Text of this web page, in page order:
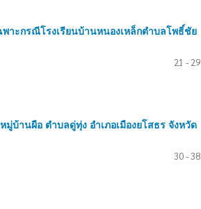
าะกรณีโรงเรียนบ้านหนองเหล็กตำบลโพธิ์ชัย
21 - 29
บ้านผือ ตำบลดู่ทุ่ง อำเภอเมืองยโสธร จังหวัด
30 - 38